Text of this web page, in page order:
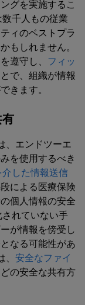
グを実施するこ
千人もの従業
ィのベストプラ
もしれません。
遵守し、
フィッ
で、組織が情報
きます。
、エンドツーエ
を使用するべき
した情報送信
による医療保険
個人情報の安全
れていない手
が情報を傍受し
なる可能性があ
安全なファイ
の安全な共有方